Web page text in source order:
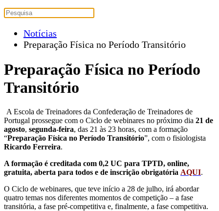
Notícias
Preparação Física no Período Transitório
Preparação Física no Período
Transitório
A Escola de Treinadores da Confederação de Treinadores de
Portugal prossegue com o Ciclo de webinares no próximo dia 21 de
agosto, segunda-feira, das 21 às 23 horas, com a formação
“Preparação Física no Período Transitório”, com o fisiologista
Ricardo Ferreira.
A formação é creditada com 0,2 UC para TPTD, online,
gratuita, aberta para todos e de inscrição obrigatória AQUI.
O Ciclo de webinares, que teve início a 28 de julho, irá abordar
quatro temas nos diferentes momentos de competição – a fase
transitória, a fase pré-competitiva e, finalmente, a fase competitiva.